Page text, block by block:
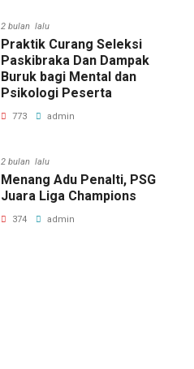
2 bulan lalu
Praktik Curang Seleksi
Paskibraka Dan Dampak
Buruk bagi Mental dan
Psikologi Peserta
773 admin
2 bulan lalu
Menang Adu Penalti, PSG
Juara Liga Champions
374 admin